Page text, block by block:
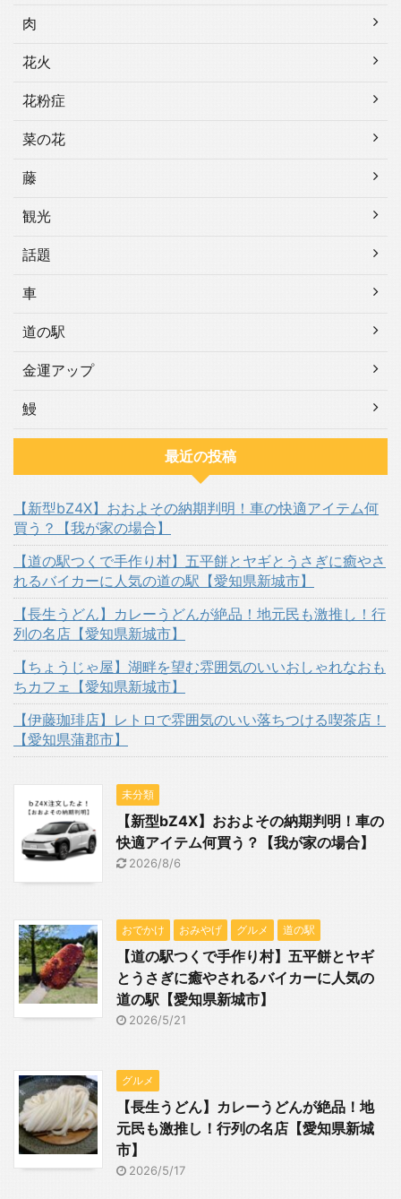
肉
花火
花粉症
菜の花
藤
観光
話題
車
道の駅
金運アップ
鰻
最近の投稿
【新型bZ4X】おおよその納期判明！車の快適アイテム何
買う？【我が家の場合】
【道の駅つくで手作り村】五平餅とヤギとうさぎに癒やさ
れるバイカーに人気の道の駅【愛知県新城市】
【長生うどん】カレーうどんが絶品！地元民も激推し！行
列の名店【愛知県新城市】
【ちょうじゃ屋】湖畔を望む雰囲気のいいおしゃれなおも
ちカフェ【愛知県新城市】
【伊藤珈琲店】レトロで雰囲気のいい落ちつける喫茶店！
【愛知県蒲郡市】
未分類
【新型bZ4X】おおよその納期判明！車の
快適アイテム何買う？【我が家の場合】
2026/8/6
おでかけ おみやげ グルメ 道の駅
【道の駅つくで手作り村】五平餅とヤギ
とうさぎに癒やされるバイカーに人気の
道の駅【愛知県新城市】
2026/5/21
グルメ
【長生うどん】カレーうどんが絶品！地
元民も激推し！行列の名店【愛知県新城
市】
2026/5/17